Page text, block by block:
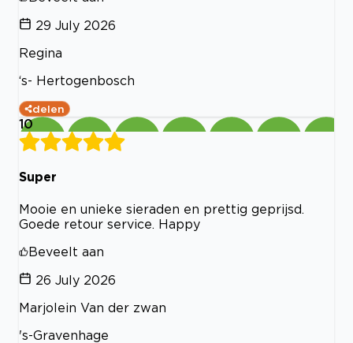
29 July 2026
Regina
‘s- Hertogenbosch
delen
10
Super
Mooie en unieke sieraden en prettig geprijsd.
Goede retour service. Happy
Beveelt aan
26 July 2026
Marjolein Van der zwan
's-Gravenhage